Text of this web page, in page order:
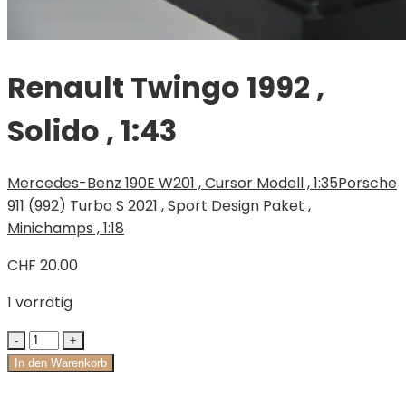
Renault Twingo 1992 ,
Solido , 1:43
Mercedes-Benz 190E W201 , Cursor Modell , 1:35Porsche
911 (992) Turbo S 2021 , Sport Design Paket ,
Minichamps , 1:18
CHF 20.00
1 vorrätig
In den Warenkorb